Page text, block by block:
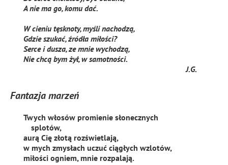
A nie ma go, komu dać.
W cieniu tęsknoty, myśli nachodzą,
Gdzie szukać, źródła miłości?
Serce i dusza, ze mnie wychodzą,
Nie chcą bym żył, w samotności.
J.G.
Fantazja marzeń
Twych włosów promienie słonecznych
splotów,
aurą Cię złotą rozświetlają,
w mych zmysłach uczuć ciągłych wzlotów,
miłości ogniem, mnie rozpalają.